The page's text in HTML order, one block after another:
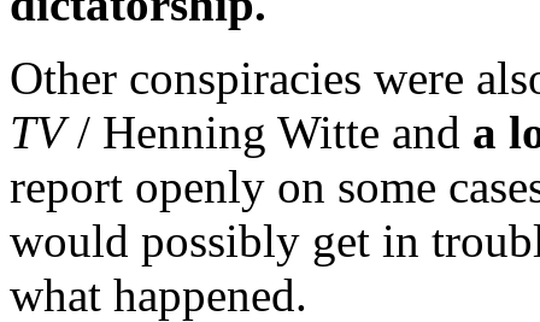
Other conspiracies were
TV/ Henning Witte and a
report openly on some
would possibly get in
what happened.